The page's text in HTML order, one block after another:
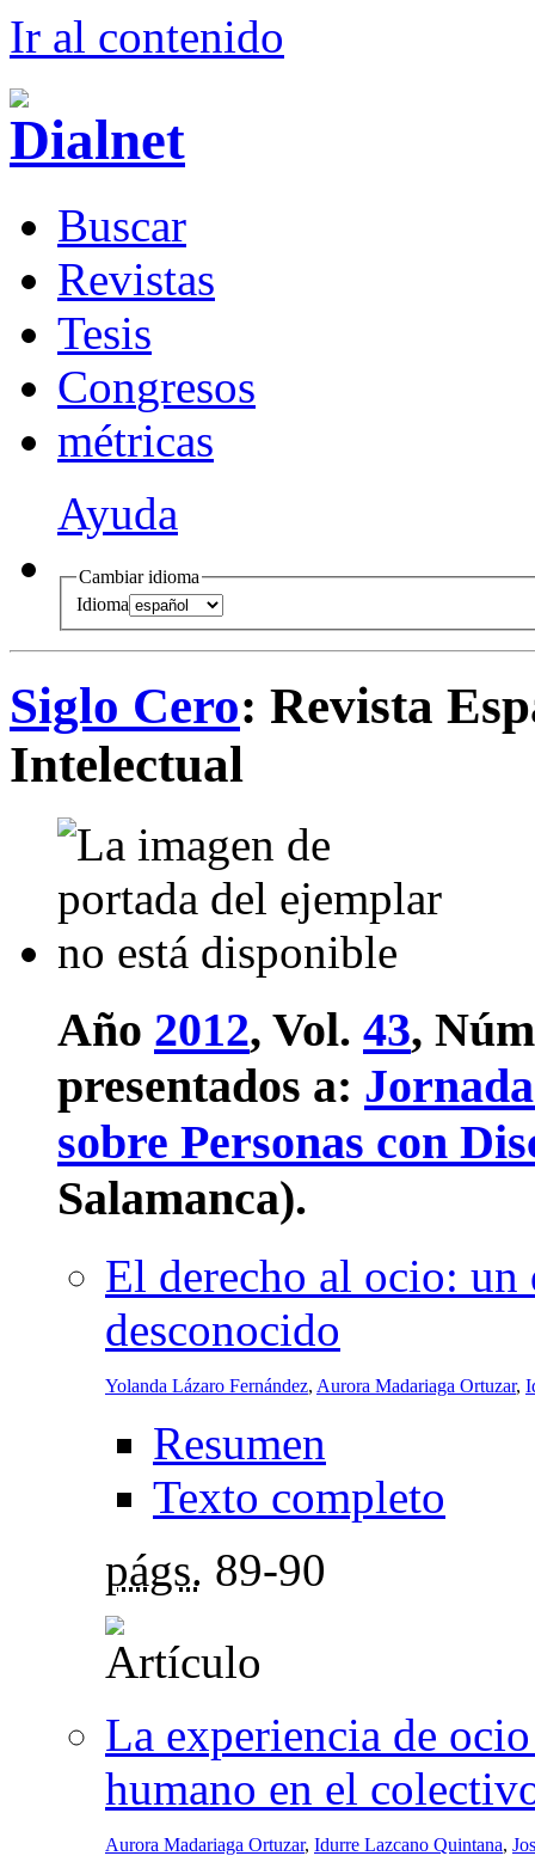
Ir al contenido
Buscar
Revistas
Tesis
Congresos
métricas
Ayuda
Cambiar idioma
Idioma
Siglo Cero: Revista
Intelectual
Año 2012, Vol. 43,
presentados a:
sobre Personas con
Salamanca).
El derecho al ocio: un
desconocido
Yolanda Lázaro Fernández, Aurora Madariaga Ortuzar,
Resumen
Texto completo
págs. 89-90
La experiencia de
humano en el
Aurora Madariaga Ortuzar, Idurre Lazcano Quintana,